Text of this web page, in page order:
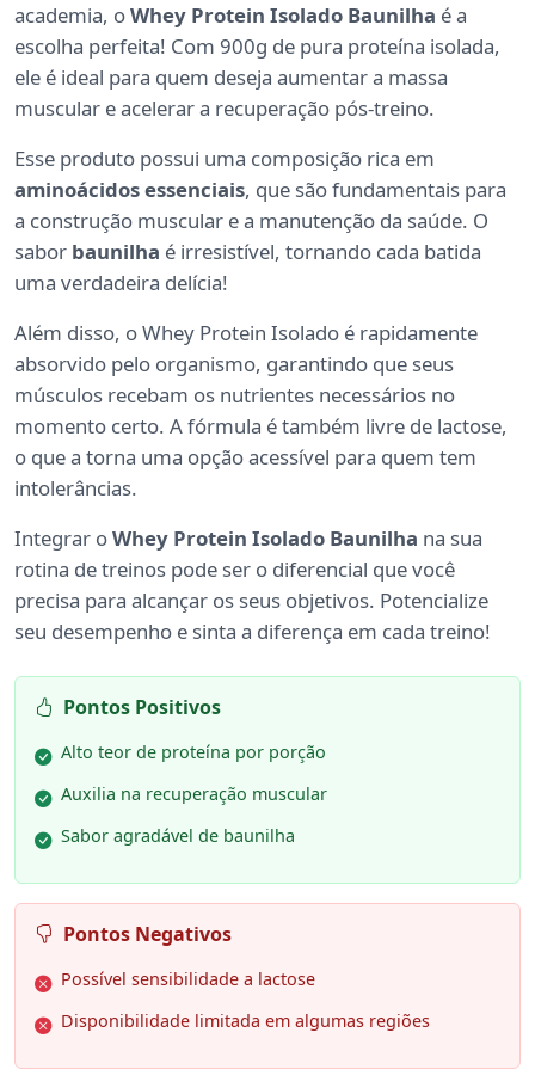
academia, oWhey Protein Isolado Baunilha é a
escolha perfeita! Com 900g de pura proteína isolada,
ele é ideal para quem deseja aumentar a massa
muscular e acelerar a recuperação pós-treino.
Esse produto possui uma composição rica em
aminoácidos essenciais, que são fundamentais para
a construção muscular e a manutenção da saúde. O
sabor baunilha é irresistível, tornando cada batida
uma verdadeira delícia!
Além disso, o Whey Protein Isolado é rapidamente
absorvido pelo organismo, garantindo que seus
músculos recebam os nutrientes necessários no
momento certo. A fórmula é também livre de lactose,
o que a torna uma opção acessível para quem tem
intolerâncias.
Integrar oWhey Protein Isolado Baunilha na sua
rotina de treinos pode ser o diferencial que você
precisa para alcançar os seus objetivos. Potencialize
seu desempenho e sinta a diferença em cada treino!
Pontos Positivos
Alto teor de proteína por porção
Auxilia na recuperação muscular
Sabor agradável de baunilha
Pontos Negativos
Possível sensibilidade a lactose
Disponibilidade limitada em algumas regiões